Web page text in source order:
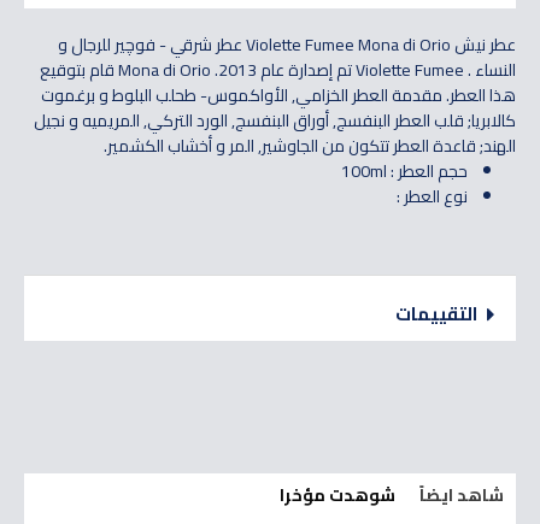
عطر نيش
Violette Fumee Mona di Orio عطر شرقي - فوچير للرجال و
النساء . Violette Fumee تم إصدارة عام 2013. Mona di Orio قام بتوقيع
هذا العطر. مقدمة العطر الخزامي, الأواكموس- طحلب البلوط و برغموت
كالابريا; قلب العطر البنفسج, أوراق البنفسج, الورد التركي, المريميه و نجيل
الهند; قاعدة العطر تتكون من الجاوشير, المر و أخشاب الكشمير.
حجم العطر : 100ml
نوع العطر :
التقييمات
شاهد ايضاً شوهدت مؤخرا